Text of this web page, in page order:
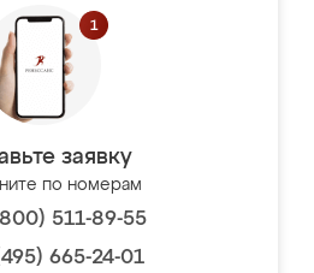
заявку
по номерам
511-89-55
665-24-01